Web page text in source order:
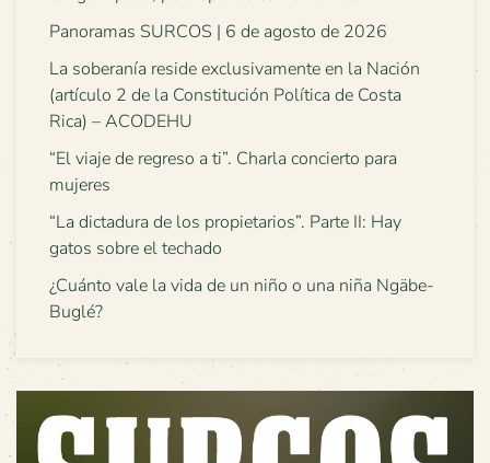
Panoramas SURCOS | 6 de agosto de 2026
La soberanía reside exclusivamente en la Nación
(artículo 2 de la Constitución Política de Costa
Rica) – ACODEHU
“El viaje de regreso a ti”. Charla concierto para
mujeres
“La dictadura de los propietarios”. Parte II: Hay
gatos sobre el techado
¿Cuánto vale la vida de un niño o una niña Ngäbe-
Buglé?